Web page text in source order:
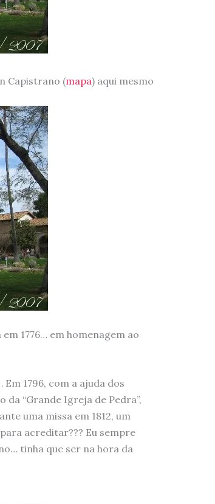
Capistrano (mapa) aqui mesmo
1776… em homenagem ao
1796, com a ajuda dos
“Grande Igreja de Pedra”,
uma missa em 1812, um
acreditar??? Eu sempre
tinha que ser na hora da